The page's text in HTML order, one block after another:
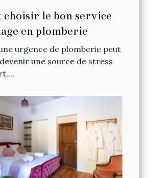
choisir le bon service
en plomberie
urgence de plomberie peut
une source de stress